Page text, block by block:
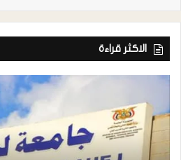
الاكثر قراءة